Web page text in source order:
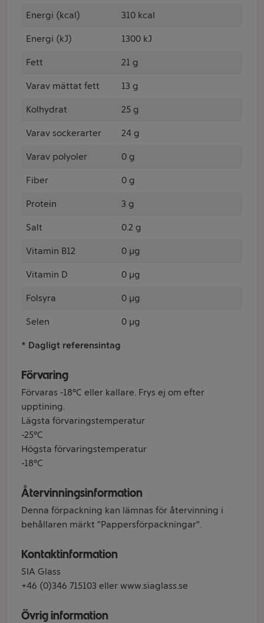
Energi (kcal) 310 kcal
Energi (kJ) 1300 kJ
Fett 21 g
Varav mättat fett 13 g
Kolhydrat 25 g
Varav sockerarter 24 g
Varav polyoler 0 g
Fiber 0 g
Protein 3 g
Salt 0.2 g
Vitamin B12 0 µg
Vitamin D 0 µg
Folsyra 0 µg
Selen 0 µg
* Dagligt referensintag
Förvaring
Förvaras -18°C eller kallare. Frys ej om efter
upptining.
Lägsta förvaringstemperatur
-25°C
Högsta förvaringstemperatur
-18°C
Återvinningsinformation
Denna förpackning kan lämnas för återvinning i
behållaren märkt "Pappersförpackningar".
Kontaktinformation
SIA Glass
+46 (0)346 715103 eller www.siaglass.se
Övrig information